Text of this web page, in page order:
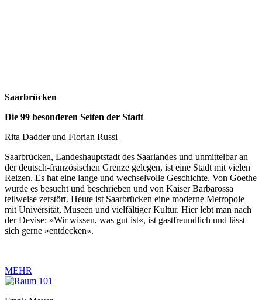
Saarbrücken
Die 99 besonderen Seiten der Stadt
Rita Dadder und Florian Russi
Saarbrücken, Landeshauptstadt des Saarlandes und unmittelbar an
der deutsch-französischen Grenze gelegen, ist eine Stadt mit vielen
Reizen. Es hat eine lange und wechselvolle Geschichte. Von Goethe
wurde es besucht und beschrieben und von Kaiser Barbarossa
teilweise zerstört. Heute ist Saarbrücken eine moderne Metropole
mit Universität, Museen und vielfältiger Kultur. Hier lebt man nach
der Devise: »Wir wissen, was gut ist«, ist gastfreundlich und lässt
sich gerne »entdecken«.
MEHR